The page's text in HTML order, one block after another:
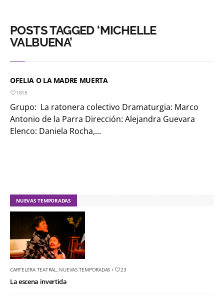
POSTS TAGGED ‘MICHELLE
VALBUENA’
OFELIA O LA MADRE MUERTA
1818
Grupo: La ratonera colectivo Dramaturgia: Marco
Antonio de la Parra Dirección: Alejandra Guevara
Elenco: Daniela Rocha,...
NUEVAS TEMPORADAS
CARTELERA TEATRAL NUEVAS TEMPORADAS • 23
La escena invertida